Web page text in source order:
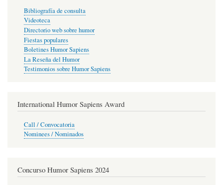
Bibliografía de consulta
Videoteca
Directorio web sobre humor
Fiestas populares
Boletines Humor Sapiens
La Reseña del Humor
Testimonios sobre Humor Sapiens
International Humor Sapiens Award
Call / Convocatoria
Nominees / Nominados
Concurso Humor Sapiens 2024